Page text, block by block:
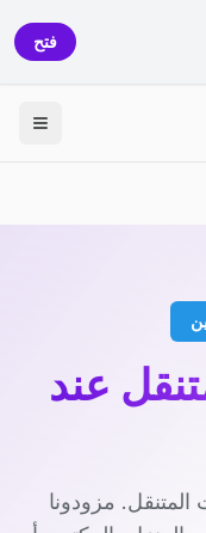
فتح
عند
مزودونا